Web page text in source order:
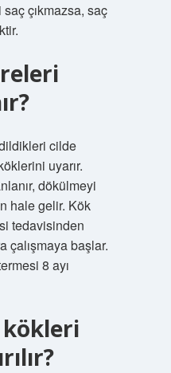
saç çıkmazsa, saç
cilde
uyarır.
dökülmeyi
hale gelir. Kök
tedavisinden
çalışmaya başlar.
8 ayı
kökleri